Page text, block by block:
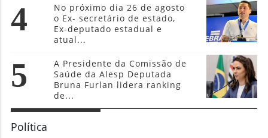
4
No próximo dia 26 de agosto
o Ex- secretário de estado,
Ex-deputado estadual e
atual...
5
A Presidente da Comissão de
Saúde da Alesp Deputada
Bruna Furlan lidera ranking
de...
Política